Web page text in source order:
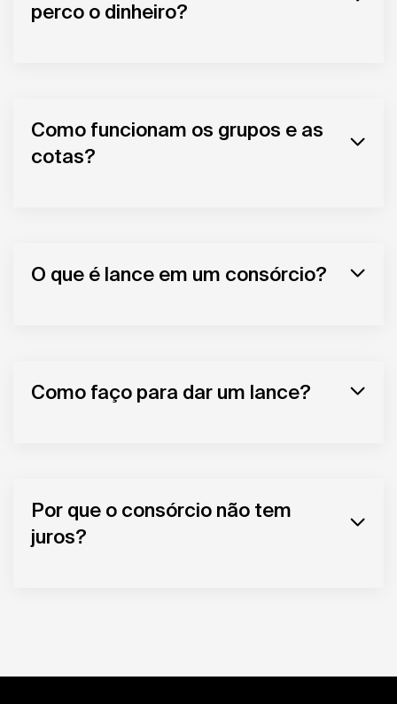
perco o dinheiro?
Como funcionam os grupos e as
cotas?
O que é lance em um consórcio?
Como faço para dar um lance?
Por que o consórcio não tem
juros?